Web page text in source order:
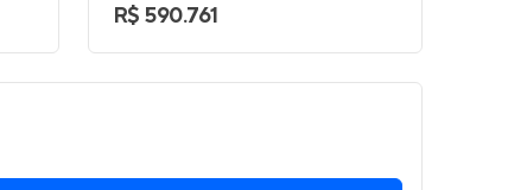
R$ 590.761